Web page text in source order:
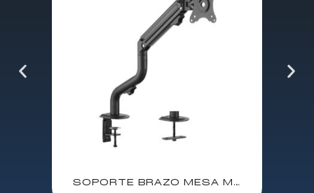
SOPORTE BRAZO MESA MONITOR EWENT ARTICULADO / RESORTE MECANICO / 17″ A 34″ / EW1533